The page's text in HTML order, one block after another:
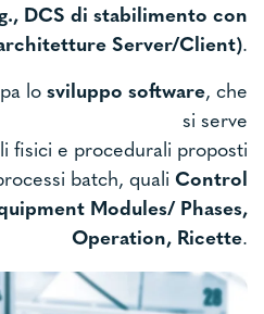
DCS di stabilimento con
Server/Client).
lo sviluppo software, che
si serve
fisici e procedurali proposti
batch, quali Control
Modules/ Phases,
Operation, Ricette.